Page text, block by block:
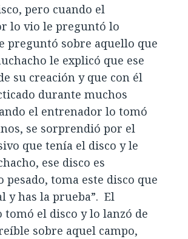
pero cuando el
lo vio le preguntó lo
preguntó sobre aquello que
le explicó que ese
su creación y que con él
durante muchos
el entrenador lo tomó
se sorprendió por el
que tenía el disco y le
ese disco es
pesado, toma este disco que
y has la prueba”. El
tomó el disco y lo lanzó de
sobre aquel campo,